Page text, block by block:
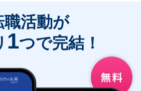
職活動が
1つで完結！